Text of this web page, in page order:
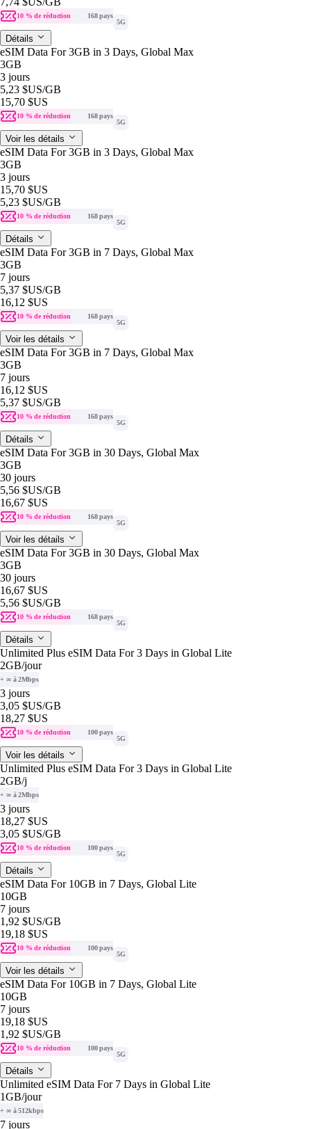
10 % de réduction
168 pays
5G
Détails
eSIM Data For 3GB in 3 Days, Global Max
3GB
3 jours
5,23 $US/GB
15,70 $US
10 % de réduction
168 pays
5G
Voir les détails
eSIM Data For 3GB in 3 Days, Global Max
3GB
3 jours
15,70 $US
5,23 $US/GB
10 % de réduction
168 pays
5G
Détails
eSIM Data For 3GB in 7 Days, Global Max
3GB
7 jours
5,37 $US/GB
16,12 $US
10 % de réduction
168 pays
5G
Voir les détails
eSIM Data For 3GB in 7 Days, Global Max
3GB
7 jours
16,12 $US
5,37 $US/GB
10 % de réduction
168 pays
5G
Détails
eSIM Data For 3GB in 30 Days, Global Max
3GB
30 jours
5,56 $US/GB
16,67 $US
10 % de réduction
168 pays
5G
Voir les détails
eSIM Data For 3GB in 30 Days, Global Max
3GB
30 jours
16,67 $US
5,56 $US/GB
10 % de réduction
168 pays
5G
Détails
Unlimited Plus eSIM Data For 3 Days in Global Lite
2GB/jour
+ ∞ à 2Mbps
3 jours
3,05 $US/GB
18,27 $US
10 % de réduction
100 pays
5G
Voir les détails
Unlimited Plus eSIM Data For 3 Days in Global Lite
2GB/j
+ ∞ à 2Mbps
3 jours
18,27 $US
3,05 $US/GB
10 % de réduction
100 pays
5G
Détails
eSIM Data For 10GB in 7 Days, Global Lite
10GB
7 jours
1,92 $US/GB
19,18 $US
10 % de réduction
100 pays
5G
Voir les détails
eSIM Data For 10GB in 7 Days, Global Lite
10GB
7 jours
19,18 $US
1,92 $US/GB
10 % de réduction
100 pays
5G
Détails
Unlimited eSIM Data For 7 Days in Global Lite
1GB/jour
+ ∞ à 512kbps
7 jours